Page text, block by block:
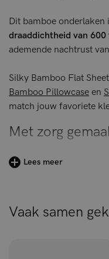
Dit bamboe onderlaken
draaddichtheid van 600
ademende nachtrust
Silky Bamboo Flat
Bamboo Pillowcase en
match jouw favoriete
Met zorg
Onze Silky Bamboo Flat
Lyocell® wordt
een gesloten circulair
Lees meer
Vaak samen